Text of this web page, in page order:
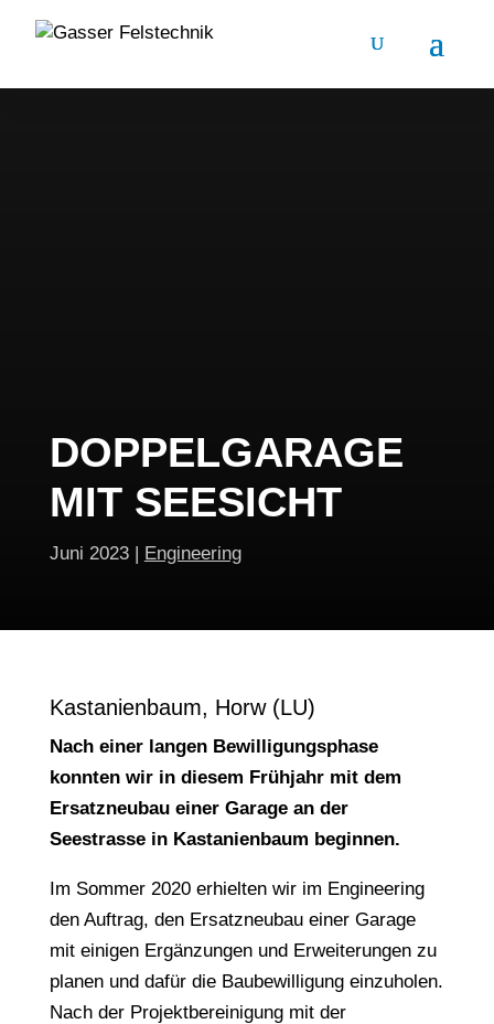
DOPPELGARAGE
MIT SEESICHT
Juni 2023| Engineering
Kastanienbaum, Horw (LU)
Nach einer langen Bewilligungsphase
konnten wir in diesem Frühjahr mit dem
Ersatzneubau einer Garage an der
Seestrasse in Kastanienbaum beginnen.
Im Sommer 2020 erhielten wir im Engineering
den Auftrag, den Ersatzneubau einer Garage
mit einigen Ergänzungen und Erweiterungen zu
planen und dafür die Baubewilligung einzuholen.
Nach der Projektbereinigung mit der